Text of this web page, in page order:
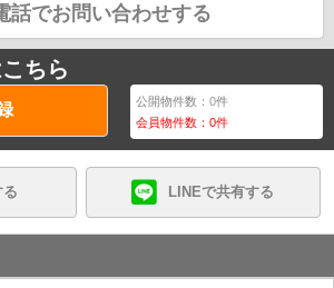
話でお問い合わせする
ちら
公開物件数：0件
会員物件数：0件
る LINEで共有する